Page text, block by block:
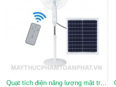
Quạt tích điện năng lượng mặt trời